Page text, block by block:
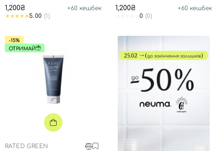
1,200₴ +60 кешбек
5.00 (1)
1,200₴ +60 кешбек
0 (0)
-15%
ОТРИМАЙ
RATED GREEN